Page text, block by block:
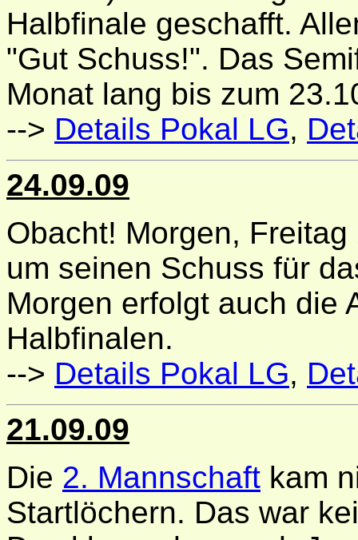
Halbfinale geschafft.
"Gut Schuss!". Das
Monat lang bis zum
--> Details Pokal LG,
24.09.09
Obacht! Morgen,
um seinen Schuss für
Morgen erfolgt auch die
Halbfinalen.
--> Details Pokal LG,
21.09.09
Die 2. Mannschaft kam
Startlöchern. Das war